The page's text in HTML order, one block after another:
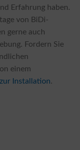
Erfahrung haben.
von BiDi-
gerne auch
Fordern Sie
einem
Installation.